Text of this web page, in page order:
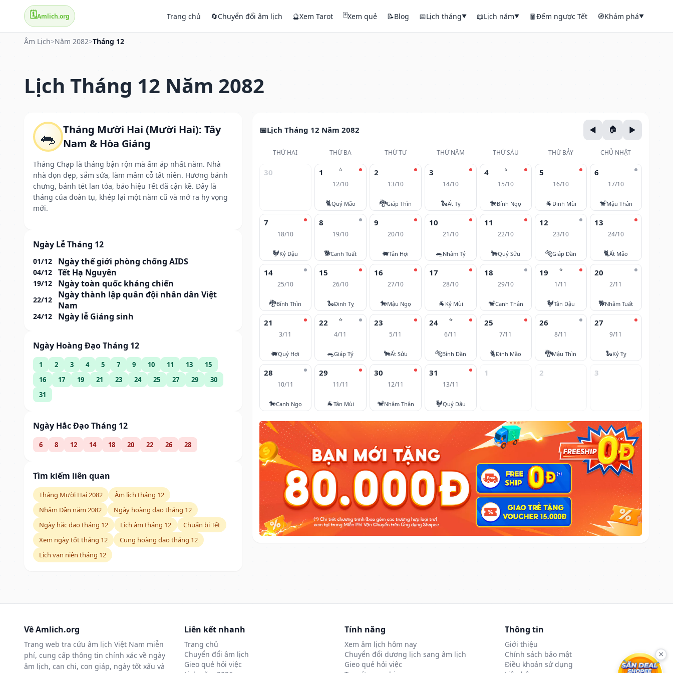
🗓️Amlich.org Trang chủ 🔄Chuyển đổi âm lịch 🔮Xem Tarot 🃏Xem quẻ 📝Blog 📅Lịch tháng▼ 📖Lịch năm▼ 🧧Đếm ngược Tết 🧭Khám phá▼
Âm Lịch>Năm 2082>Tháng 12
Lịch Tháng 12 Năm 2082
🐀 Tháng Mười Hai (Mười Hai): Tây
Nam & Hòa Giáng
Tháng Chạp là tháng bận rộn mà ấm áp nhất năm. Nhà
nhà dọn dẹp, sắm sửa, làm mâm cỗ tất niên. Hương bánh
chưng, bánh tét lan tỏa, báo hiệu Tết đã cận kề. Đây là
tháng của đoàn tụ, khép lại một năm cũ và mở ra hy vọng
mới.
Ngày Lễ Tháng 12
01/12 Ngày thế giới phòng chống AIDS
04/12 Tết Hạ Nguyên
19/12 Ngày toàn quốc kháng chiến
22/12
Ngày thành lập quân đội nhân dân Việt
Nam
24/12 Ngày lễ Giáng sinh
Ngày Hoàng Đạo Tháng 12
1 2 3 4 5 7 9 10 11 13
15
16
17 19 21 23 24 25 27 29
30
31
Ngày Hắc Đạo Tháng 12
6 8 12 14 18 20 22 26 28
Tìm kiếm liên quan
Tháng Mười Hai 2082
Âm lịch tháng 12
Nhâm Dần năm 2082
Ngày hoàng đạo tháng 12
Ngày hắc đạo tháng 12
Lịch âm tháng 12
Chuẩn bị Tết
Xem ngày tốt tháng 12
Cung hoàng đạo tháng 12
Lịch vạn niên tháng 12
Lịch Tháng 12 Năm 2082
THỨ HAI THỨ BA THỨ TƯ THỨ NĂM THỨ SÁU THỨ BẢY CHỦ NHẬT
30 ⭐
1
12/10
🐈Quý Mão
2
13/10
🐉Giáp Thìn
3
14/10
🐍Ất Tỵ
⭐
4
15/10
🐎Bính Ngọ
5
16/10
🐐Đinh Mùi
6
17/10
🐒Mậu Thân
7
18/10
🐓Kỷ Dậu
8
19/10
🐕Canh Tuất
9
20/10
🐖Tân Hợi
10
21/10
🐀Nhâm Tý
11
22/10
🐂Quý Sửu
12
23/10
🐅Giáp Dần
13
24/10
🐈Ất Mão
14
25/10
🐉Bính Thìn
15
26/10
🐍Đinh Tỵ
16
27/10
🐎Mậu Ngọ
17
28/10
🐐 Kỷ Mùi
18
29/10
🐒Canh Thân
⭐
19
1/11
🐓Tân Dậu
20
2/11
🐕Nhâm Tuất
21
3/11
🐖Quý Hợi
⭐
22
4/11
🐀Giáp Tý
23
5/11
🐂Ất Sửu
⭐
24
6/11
🐅Bính Dần
25
7/11
🐈Đinh Mão
26
8/11
🐉Mậu Thìn
27
9/11
🐍Kỷ Tỵ
28
10/11
🐎Canh Ngọ
29
11/11
🐐Tân Mùi
30
12/11
🐒Nhâm Thân
31
13/11
🐓Quý Dậu
1 2 3
Về Amlich.org
Trang web tra cứu âm lịch Việt Nam miễn
phí, cung cấp thông tin chính xác về ngày
âm lịch, can chi, con giáp, ngày tốt xấu và
Liên kết nhanh
Trang chủ
Chuyển đổi âm lịch
Gieo quẻ hỏi việc
Tính năng
Xem âm lịch hôm nay
Chuyển đổi dương lịch sang âm lịch
Gieo quẻ hỏi việc
Thông tin
Giới thiệu
Chính sách bảo mật
Điều khoản sử dụng
×